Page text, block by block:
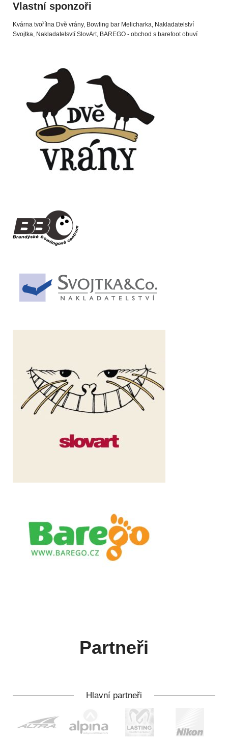
Vlastní sponzoři
Kvárna tvořílna Dvě vrány, Bowling bar Melicharka, Nakladatelství
Svojtka, Nakladatelsvtí SlovArt, BAREGO - obchod s barefoot obuví
Partneři